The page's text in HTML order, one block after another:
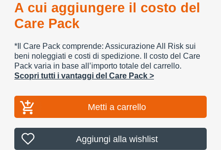
A cui aggiungere il costo del
Care Pack
*Il Care Pack comprende: Assicurazione All Risk sui
beni noleggiati e costi di spedizione. Il costo del Care
Pack varia in base all’importo totale del carrello.
Scopri tutti i vantaggi del Care Pack >
Metti a carrello
Aggiungi alla wishlist